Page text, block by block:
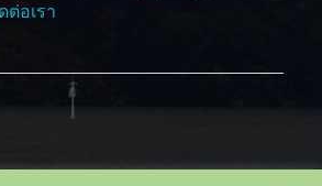
ต่อเรา